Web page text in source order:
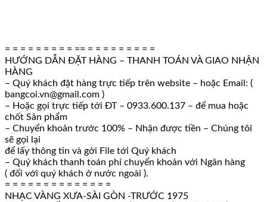
= = = = = = = = = == = = = = = = = = =
HƯỚNG DẪN ĐẶT HÀNG – THANH TOÁN VÀ GIAO NHẬN
HÀNG
– Quý khách đặt hàng trực tiếp trên website – hoặc Email: (
bangcoi.vn@gmail.com )
– Hoặc gọi trực tiếp tới ĐT – 0933.600.137 – để mua hoặc
chốt Sản phẩm
– Chuyển khoản trước 100% – Nhận được tiền – Chúng tôi
sẽ gọi lại
để lấy thông tin và gởi File tới Quý khách
– Quý khách thanh toán phí chuyển khoản với Ngân hàng
( đối với quý khách ở nước ngoài ).
= = = = = = = = = = = = = =
NHẠC VÀNG XƯA-SÀI GÒN -TRƯỚC 1975